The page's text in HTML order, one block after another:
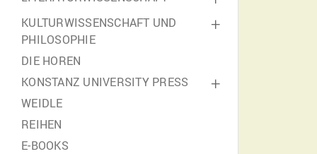
+
KULTURWISSENSCHAFT UND
PHILOSOPHIE
DIE HOREN
+
KONSTANZ UNIVERSITY PRESS
WEIDLE
REIHEN
E-BOOKS